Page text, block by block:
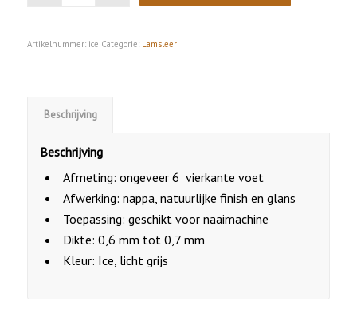
Artikelnummer: ice Categorie: Lamsleer
Beschrijving
Beschrijving
Afmeting: ongeveer 6 vierkante voet
Afwerking: nappa, natuurlijke finish en glans
Toepassing: geschikt voor naaimachine
Dikte: 0,6 mm tot 0,7 mm
Kleur: Ice, licht grijs